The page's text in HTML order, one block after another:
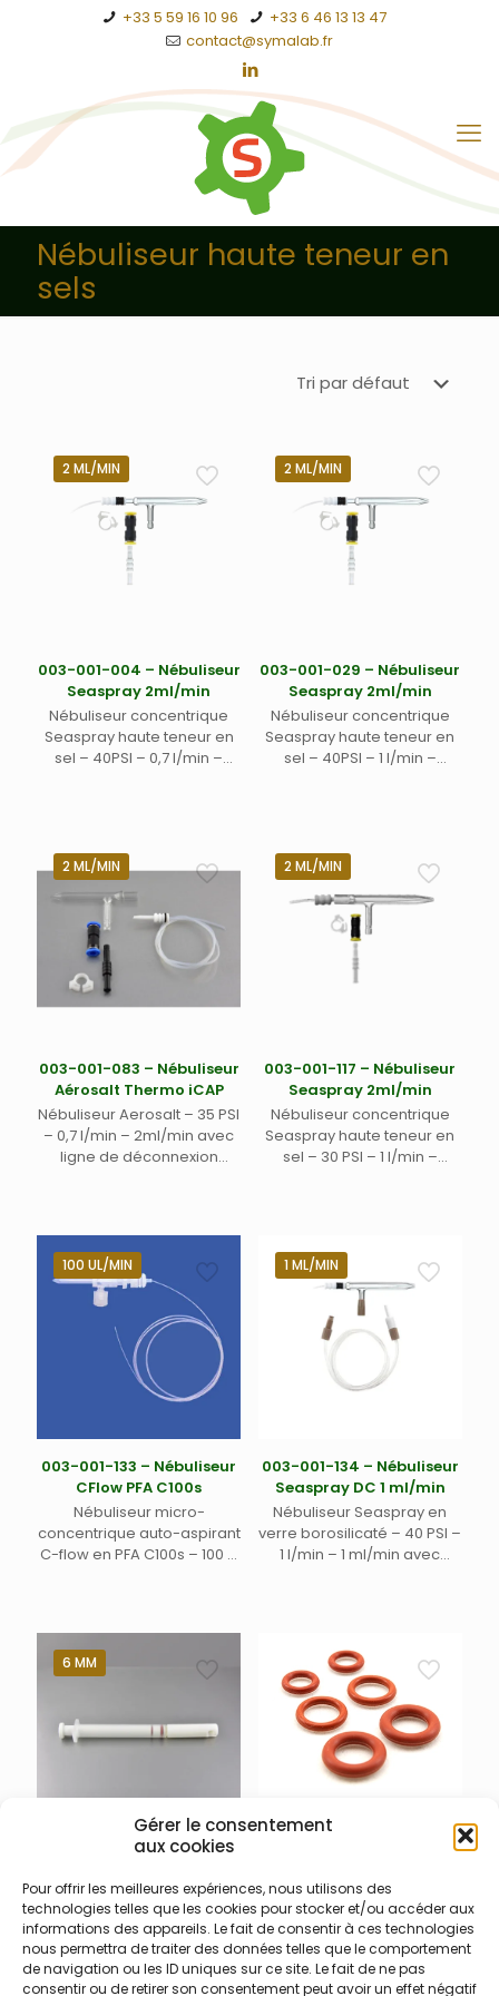
Gérer le consentement
aux cookies
Pour offrir les meilleures expériences, nous utilisons des
technologies telles que les cookies pour stocker et/ou accéder aux
informations des appareils. Le fait de consentir à ces technologies
nous permettra de traiter des données telles que le comportement
de navigation ou les ID uniques sur ce site. Le fait de ne pas
consentir ou de retirer son consentement peut avoir un effet négatif
+33 5 59 16 10 96
+33 6 46 13 13 47
contact@symalab.fr
Nébuliseur haute teneur en
sels
2 ML/MIN
003-001-004 – Nébuliseur
Seaspray 2ml/min
Nébuliseur concentrique
Seaspray haute teneur en
sel – 40PSI – 0,7 l/min –
2 ML/MIN
003-001-029 – Nébuliseur
Seaspray 2ml/min
Nébuliseur concentrique
Seaspray haute teneur en
sel – 40PSI – 1 l/min –
2 ML/MIN
003-001-083 – Nébuliseur
Aérosalt Thermo iCAP
Nébuliseur Aerosalt – 35 PSI
– 0,7 l/min – 2ml/min avec
ligne de déconnexion
Thermo iCAP
2 ML/MIN
003-001-117 – Nébuliseur
Seaspray 2ml/min
Nébuliseur concentrique
Seaspray haute teneur en
sel – 30 PSI – 1 l/min –
100 UL/MIN
003-001-133 – Nébuliseur
CFlow PFA C100s
Nébuliseur micro-
concentrique auto-aspirant
C-flow en PFA C100s – 100 ±
Peut se connecter
directement aux système
ESI FAST – Livré avec ligne
gaz
1 ML/MIN
003-001-134 – Nébuliseur
Seaspray DC 1 ml/min
Nébuliseur Seaspray en
verre borosilicaté – 40 PSI –
1 l/min – 1 ml/min avec
6 MM
nébuliseur ELUO
Outil de nettoyage pour
nébuliseur verre/quartz
concentrique avec
diamètre externe 6mm Eluo
003-012-010 – Kit joint
système de nettoyeur de
nébuliseur ELUO (2 jeux
complets)